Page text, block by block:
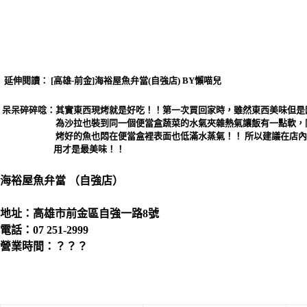
延伸閱讀： [高雄-前金]海裕屋魚弁當(自強店) BY懶喵兒
呆呆碎碎唸：其實東西現烤就是好吃！！第一次買回家時，雖然東西美味但是
為沙拉也裝到同一個便當盒蔬菜的水氣夾雜熱氣讓飯有一點軟，
烤好的魚也悶在便當盒裡表面也低滿水蒸氣！！ 所以建議在店內
用才是最美味！！
海裕屋魚弁當 （自強店）
地址：高雄市前金區自強一路8號
電話：07 251-2999
營業時間：？？？